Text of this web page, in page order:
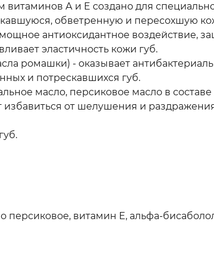
А и Е создано для
обветренную и пересохшую
антиоксидантное воздействие,
эластичность кожи губ.
ромашки) - оказывает
и потрескавшихся губ.
масло, персиковое масло в
от шелушения и
персиковое, витамин Е, альфа-